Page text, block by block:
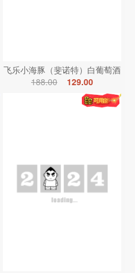
飞乐小海豚（斐诺特）白葡萄酒
188.00
129.00